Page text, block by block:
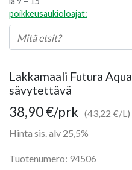
poikkeusaukioloajat:
Lakkamaali Futura
sävytettävä
38,90€/prk (43,22 €/L)
Hinta sis. alv 25,5%
Tuotenumero: 94506